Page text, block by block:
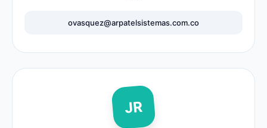
ovasquez@arpatelsistemas.com.co
JR